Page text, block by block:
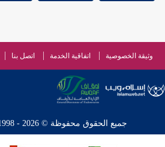
وثيقة الخصوصية اتفاقية الخدمة اتصل بنا
جميع الحقوق محفوظة © 2026 - 1998 لشبكة إسلام ويب